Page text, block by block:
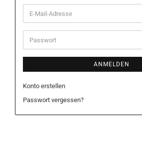
E-
Mail-
Adresse
Passwort
ANMELDEN
Konto erstellen
Passwort vergessen?